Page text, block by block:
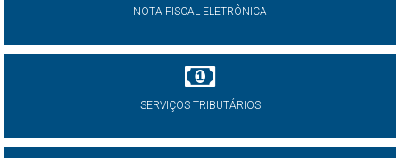
NOTA FISCAL ELETRÔNICA
SERVIÇOS TRIBUTÁRIOS